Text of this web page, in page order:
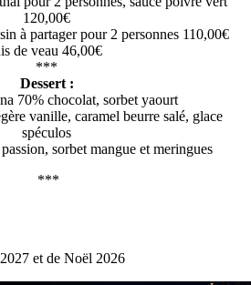
120,00€
à partager pour 2 personnes 110,00€
de veau 46,00€
***
Dessert :
70% chocolat, sorbet yaourt
vanille, caramel beurre salé, glace
spéculos
sorbet mangue et meringues
***
et de Noël 2026